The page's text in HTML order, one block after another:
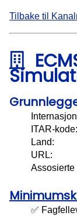
Tilbake til
ITAR-kode:
Land:
URL:
Assosierte
✅